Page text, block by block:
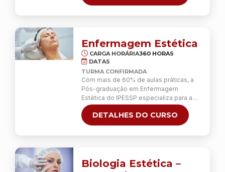
completa formação, com conteúdo
práticas de intensivas que capacitam
excelência técnica e em os resultados
naturais, o curso vai …Continua
Enfermagem Estética
CARGA HORÁRIA360 HORAS
DATAS
TURMA CONFIRMADA
Com mais de 60% de aulas práticas, a
Pós-graduação em Enfermagem
Estética do IPESSP especializa para a
realização de 19 procedimentos de
estética facial e corporal, avançados e
invasivos, com competência e
responsabilidade.
DETALHES DO CURSO
Biologia Estética –